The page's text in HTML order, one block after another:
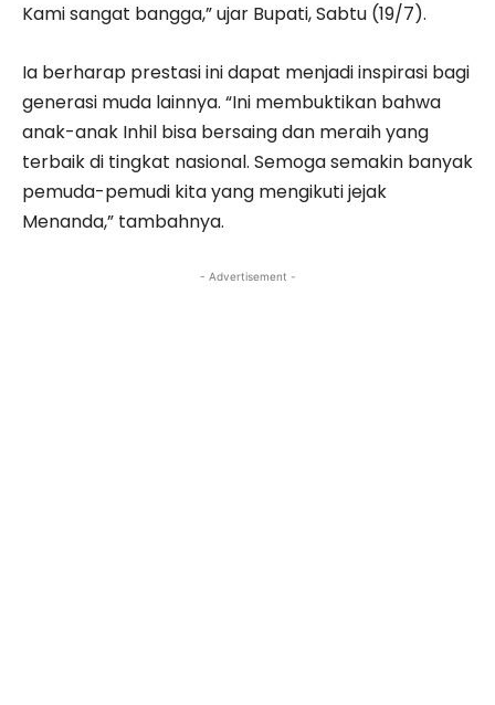
Kami sangat bangga,” ujar Bupati, Sabtu (19/7).
Ia berharap prestasi ini dapat menjadi inspirasi bagi
generasi muda lainnya. “Ini membuktikan bahwa
anak-anak Inhil bisa bersaing dan meraih yang
terbaik di tingkat nasional. Semoga semakin banyak
pemuda-pemudi kita yang mengikuti jejak
Menanda,” tambahnya.
- Advertisement -